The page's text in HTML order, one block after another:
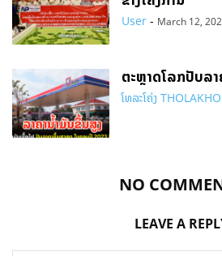
User - March 12,
ຕະຫຼາດໂລກປັບລາ
ໂທລະໂຄ່ງ
NO
LEAVE A